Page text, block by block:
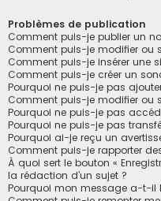
Problèmes de publication
Comment puis-je publier un
Comment puis-je modifier ou
Comment puis-je insérer une
Comment puis-je créer un
Pourquoi ne puis-je pas
Comment puis-je modifier ou
Pourquoi ne puis-je pas
Pourquoi ne puis-je pas
Pourquoi ai-je reçu un
Comment puis-je rapporter
À quoi sert le bouton «
la rédaction d’un sujet ?
Pourquoi mon message a-t-il